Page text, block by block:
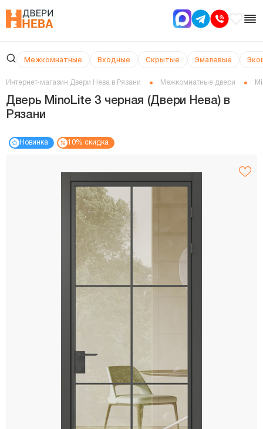
Межкомнатные Входные Скрытые Эмалевые
Интернет-магазин Двери Нева в Рязани Межкомнатные двери
Дверь MinoLite 3 черная (Двери Нева) в
Рязани
Новинка 10% скидка